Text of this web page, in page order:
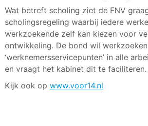
Wat betreft scholing ziet de FNV
scholingsregeling waarbij iedere
werkzoekende zelf kan kiezen voor
ontwikkeling. De bond wil
‘werknemersservicepunten’ in alle
en vraagt het kabinet dit te faciliteren.
Kijk ook op www.voor14.nl